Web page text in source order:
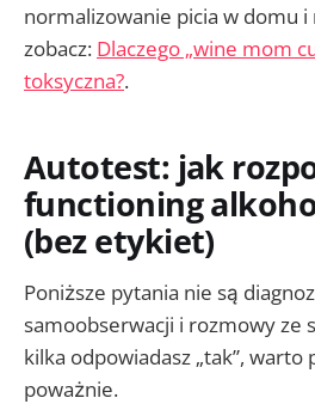
normalizowanie picia w domu
zobacz: Dlaczego „wine mom
toksyczna?.
Autotest: jak
functioning
(bez etykiet)
Poniższe pytania nie są
samoobserwacji i rozmowy ze
kilka odpowiadasz „tak”,
poważnie.